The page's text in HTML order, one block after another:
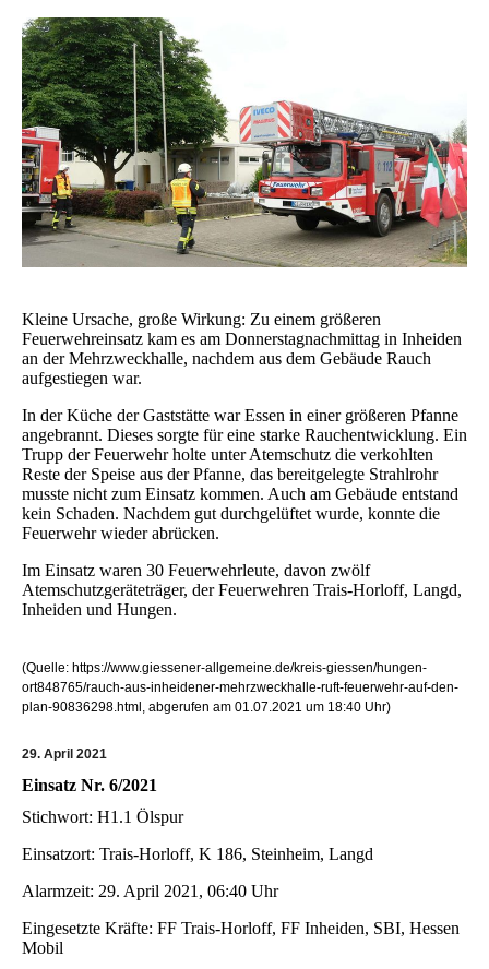
Kleine Ursache, große Wirkung: Zu einem größeren
Feuerwehreinsatz kam es am Donnerstagnachmittag in Inheiden
an der Mehrzweckhalle, nachdem aus dem Gebäude Rauch
aufgestiegen war.
In der Küche der Gaststätte war Essen in einer größeren Pfanne
angebrannt. Dieses sorgte für eine starke Rauchentwicklung. Ein
Trupp der Feuerwehr holte unter Atemschutz die verkohlten
Reste der Speise aus der Pfanne, das bereitgelegte Strahlrohr
musste nicht zum Einsatz kommen. Auch am Gebäude entstand
kein Schaden. Nachdem gut durchgelüftet wurde, konnte die
Feuerwehr wieder abrücken.
Im Einsatz waren 30 Feuerwehrleute, davon zwölf
Atemschutzgeräteträger, der Feuerwehren Trais-Horloff, Langd,
Inheiden und Hungen.
(Quelle: https://www.giessener-allgemeine.de/kreis-giessen/hungen-
ort848765/rauch-aus-inheidener-mehrzweckhalle-ruft-feuerwehr-auf-den-
plan-90836298.html, abgerufen am 01.07.2021 um 18:40 Uhr)
29. April 2021
Einsatz Nr. 6/2021
Stichwort: H1.1 Ölspur
Einsatzort: Trais-Horloff, K 186, Steinheim, Langd
Alarmzeit: 29. April 2021, 06:40 Uhr
Eingesetzte Kräfte: FF Trais-Horloff, FF Inheiden, SBI, Hessen
Mobil